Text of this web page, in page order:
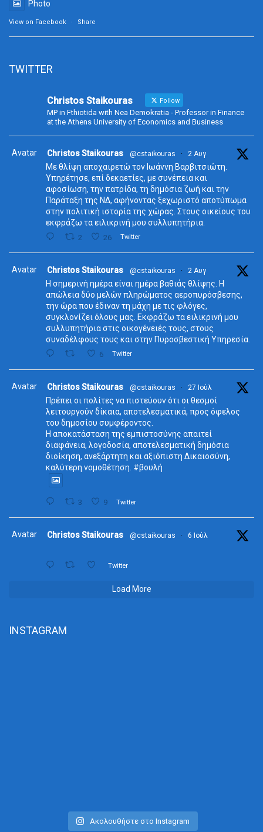
Photo
View on Facebook · Share
TWITTER
Christos Staikouras Follow
MP in Fthiotida with Nea Demokratia - Professor in Finance
at the Athens University of Economics and Business
Avatar Christos Staikouras @cstaikouras · 2 Αυγ
Με θλίψη αποχαιρετώ τον Ιωάννη Βαρβιτσιώτη.
Υπηρέτησε, επί δεκαετίες, με συνέπεια και
αφοσίωση, την πατρίδα, τη δημόσια ζωή και την
Παράταξη της ΝΔ, αφήνοντας ξεχωριστό αποτύπωμα
στην πολιτική ιστορία της χώρας. Στους οικείους του
εκφράζω τα ειλικρινή μου συλλυπητήρια.
2 26 Twitter
Avatar Christos Staikouras @cstaikouras · 2 Αυγ
Η σημερινή ημέρα είναι ημέρα βαθιάς θλίψης. Η
απώλεια δύο μελών πληρώματος αεροπυρόσβεσης,
την ώρα που έδιναν τη μάχη με τις φλόγες,
συγκλονίζει όλους μας. Εκφράζω τα ειλικρινή μου
συλλυπητήρια στις οικογένειές τους, στους
συναδέλφους τους και στην Πυροσβεστική Υπηρεσία.
6 Twitter
Avatar Christos Staikouras @cstaikouras · 27 Ιούλ
Πρέπει οι πολίτες να πιστεύουν ότι οι θεσμοί
λειτουργούν δίκαια, αποτελεσματικά, προς όφελος
του δημοσίου συμφέροντος.
Η αποκατάσταση της εμπιστοσύνης απαιτεί
διαφάνεια, λογοδοσία, αποτελεσματική δημόσια
διοίκηση, ανεξάρτητη και αξιόπιστη Δικαιοσύνη,
καλύτερη νομοθέτηση. #βουλή
3 9 Twitter
Avatar Christos Staikouras @cstaikouras · 6 Ιούλ
Twitter
Load More
INSTAGRAM
Ακολουθήστε στο Instagram